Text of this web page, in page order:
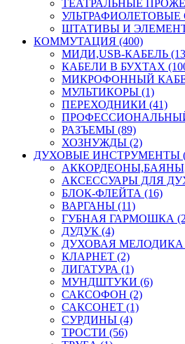
ТЕАТРАЛЬНЫЕ
УЛЬТРАФИОЛЕТОВЫЕ
ШТАТИВЫ И
КОММУТАЦИЯ (400)
МИДИ,USB-КАБЕЛЬ
КАБЕЛИ В БУХТАХ
МИКРОФОННЫЙ
МУЛЬТИКОРЫ (1)
ПЕРЕХОДНИКИ (41)
ПРОФЕССИОНАЛЬНЫЙ
РАЗЪЕМЫ (89)
ХОЗНУЖДЫ (2)
ДУХОВЫЕ ИНСТРУМЕНТЫ
АКСЕССУАРЫ ДЛЯ
БЛОК-ФЛЕЙТА (16)
ВАРГАНЫ (11)
ГУБНАЯ ГАРМОШКА
ДУДУК (4)
ДУХОВАЯ МЕЛОДИКА
КЛАРНЕТ (2)
ЛИГАТУРА (1)
МУНДШТУКИ (6)
САКСОФОН (2)
САКСОНЕТ (1)
СУРДИНЫ (4)
ТРОСТИ (56)